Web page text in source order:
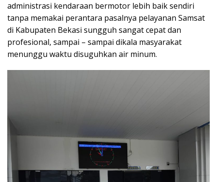
administrasi kendaraan bermotor lebih baik sendiri
tanpa memakai perantara pasalnya pelayanan Samsat
di Kabupaten Bekasi sungguh sangat cepat dan
profesional, sampai – sampai dikala masyarakat
menunggu waktu disuguhkan air minum.